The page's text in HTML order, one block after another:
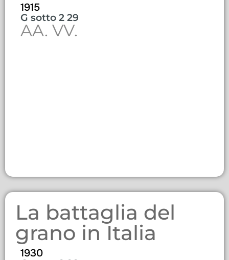
1915
G sotto 2 29
AA. VV.
La battaglia del
grano in Italia
1930